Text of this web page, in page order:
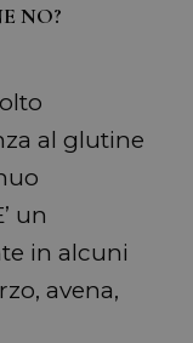
NO?
al glutine
un
in alcuni
avena,